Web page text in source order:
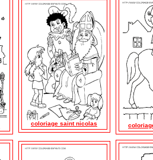
coloriage saint nicolas